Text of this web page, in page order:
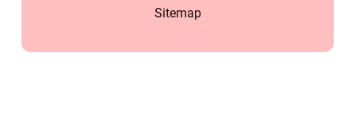
Sitemap